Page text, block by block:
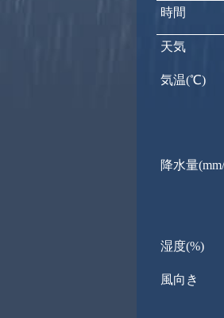
時間
天気
気温(℃)
降水量
湿度(%)
風向き